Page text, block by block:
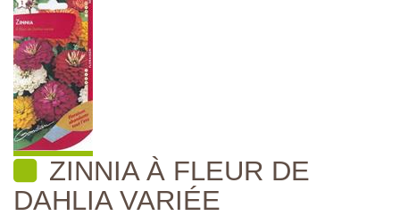
ZINNIA À FLEUR DE
DAHLIA VARIÉE